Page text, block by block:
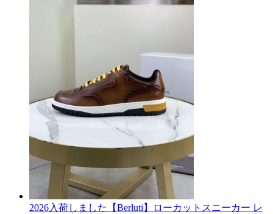
2026入荷しました【Berluti】ローカットスニーカー レ